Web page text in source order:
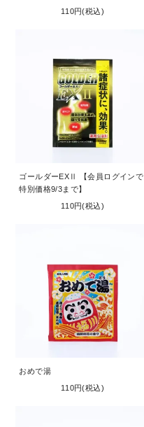
110円(税込)
ゴールダーEXⅡ 【会員ログインで
特別価格9/3まで】
110円(税込)
おめで湯
110円(税込)